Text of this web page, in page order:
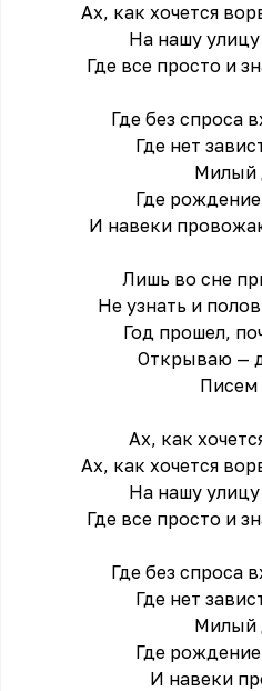
Ах, как хочется
На нашу
Где все просто и
Где без спроса
Где нет
Милый
Где
И навеки
Лишь во сне
Не узнать и
Год прошел,
Открываю —
Писем
Ах, как
Ах, как хочется
На нашу
Где все просто и
Где без спроса
Где нет
Милый
Где
И навеки